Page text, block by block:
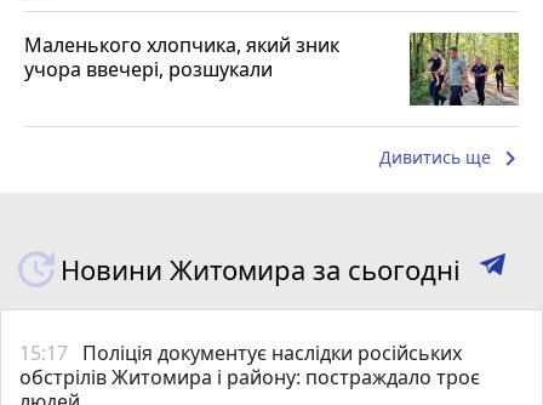
Маленького хлопчика, який зник
учора ввечері, розшукали
Дивитись ще keyboard_arrow_right
Новини Житомира за сьогодні
15:17 Поліція документує наслідки російських
обстрілів Житомира і району: постраждало троє